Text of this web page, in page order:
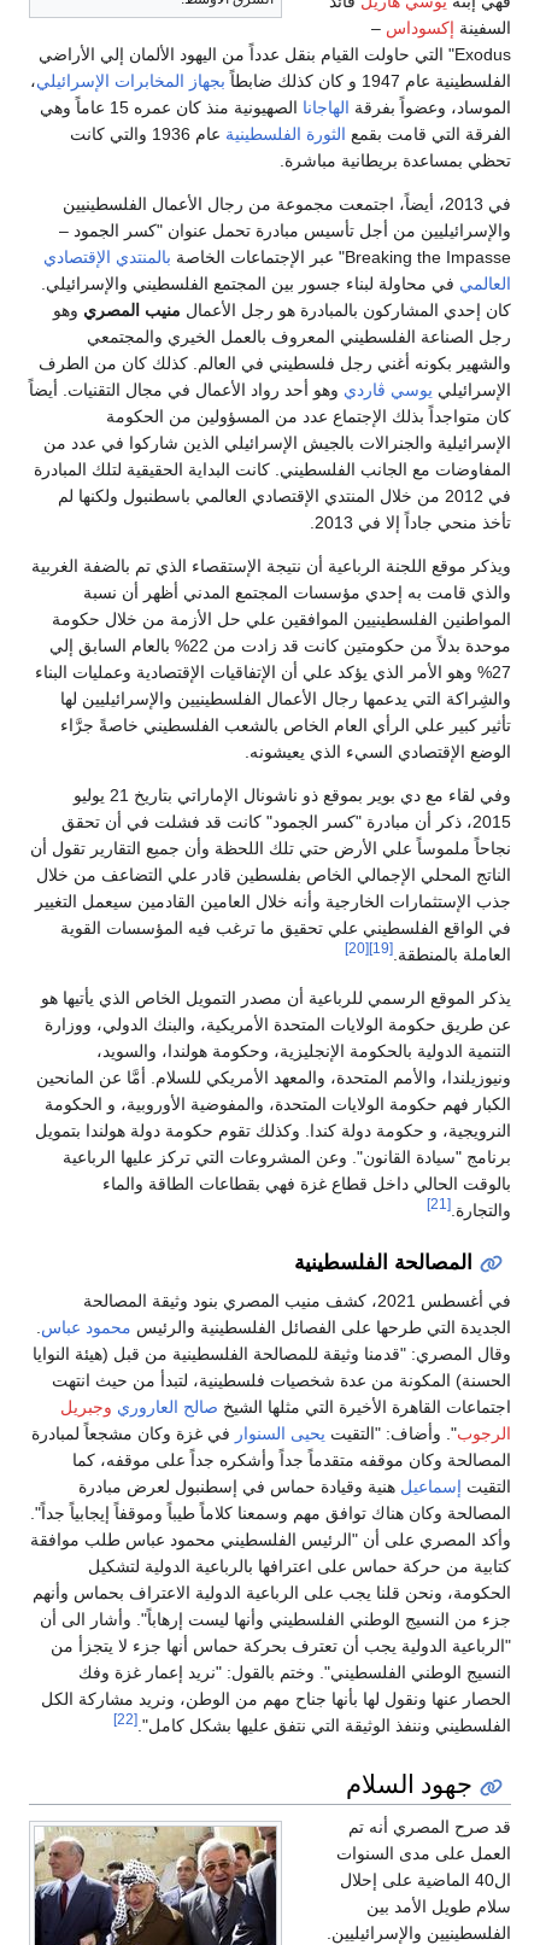
السفينة إكسوداس –
Exodus" التي حاولت القيام بنقل عدداً من اليهود الألمان إلي الأراضي
الفلسطينية عام 1947 و كان كذلك ضابطاً
بجهاز المخابرات الإسرائيلي،
الموساد، وعضواً بفرقة الهاجانا
الصهيونية منذ كان عمره 15 عاماً وهي
الفرقة التي قامت بقمع الثورة الفلسطينية
عام 1936 والتي كانت
تحظي بمساعدة بريطانية مباشرة.
في 2013، أيضاً، اجتمعت مجموعة من رجال الأعمال الفلسطينيين
والإسرائيليين من أجل تأسيس مبادرة تحمل عنوان "كسر الجمود –
Breaking the Impasse" عبر الإجتماعات الخاصة
بالمنتدي الإقتصادي
العالمي في محاولة لبناء جسور بين المجتمع الفلسطيني والإسرائيلي.
كان إحدي المشاركون بالمبادرة هو رجل الأعمال منيب المصري وهو
رجل الصناعة الفلسطيني المعروف بالعمل الخيري والمجتمعي
والشهير بكونه أغني رجل فلسطيني في العالم. كذلك كان من الطرف
الإسرائيلي يوسي ڤاردي وهو أحد رواد الأعمال في مجال التقنيات. أيضاً
كان متواجداً بذلك الإجتماع عدد من المسؤولين من الحكومة
الإسرائيلية والجنرالات بالجيش الإسرائيلي الذين شاركوا في عدد من
المفاوضات مع الجانب الفلسطيني. كانت البداية الحقيقية لتلك المبادرة
في 2012 من خلال المنتدي الإقتصادي العالمي باسطنبول ولكنها لم
تأخذ منحي جاداً إلا في 2013.
ويذكر موقع اللجنة الرباعية أن نتيجة الإستقصاء الذي تم بالضفة الغربية
والذي قامت به إحدي مؤسسات المجتمع المدني أظهر أن نسبة
المواطنين الفلسطينيين الموافقين علي حل الأزمة من خلال حكومة
موحدة بدلاً من حكومتين كانت قد زادت من 22% بالعام السابق إلي
27% وهو الأمر الذي يؤكد علي أن الإتفاقيات الإقتصادية وعمليات البناء
والشِراكة التي يدعمها رجال الأعمال الفلسطينيين والإسرائيليين لها
تأثير كبير علي الرأي العام الخاص بالشعب الفلسطيني خاصةً جرَّاء
الوضع الإقتصادي السيء الذي يعيشونه.
وفي لقاء مع دي بوير بموقع ذو ناشونال الإماراتي بتاريخ 21 يوليو
2015، ذكر أن مبادرة "كسر الجمود" كانت قد فشلت في أن تحقق
نجاحاً ملموساً علي الأرض حتي تلك اللحظة وأن جميع التقارير تقول أن
الناتج المحلي الإجمالي الخاص بفلسطين قادر علي التضاعف من خلال
جذب الإستثمارات الخارجية وأنه خلال العامين القادمين سيعمل التغيير
في الواقع الفلسطيني علي تحقيق ما ترغب فيه المؤسسات القوية
العاملة بالمنطقة.[19]
[20]
يذكر الموقع الرسمي للرباعية أن مصدر التمويل الخاص الذي يأتيها هو
عن طريق حكومة الولايات المتحدة الأمريكية، والبنك الدولي، ووزارة
التنمية الدولية بالحكومة الإنجليزية، وحكومة هولندا، والسويد،
ونيوزيلندا، والأمم المتحدة، والمعهد الأمريكي للسلام. أمَّا عن المانحين
الكبار فهم حكومة الولايات المتحدة، والمفوضية الأوروبية، و الحكومة
النرويجية، و حكومة دولة كندا. وكذلك تقوم حكومة دولة هولندا بتمويل
برنامج "سيادة القانون". وعن المشروعات التي تركز عليها الرباعية
بالوقت الحالي داخل قطاع غزة فهي بقطاعات الطاقة والماء
والتجارة.[21]
المصالحة الفلسطينية
في أغسطس 2021، كشف منيب المصري بنود وثيقة المصالحة
الجديدة التي طرحها على الفصائل الفلسطينية والرئيس محمود عباس
وقال المصري: "قدمنا وثيقة للمصالحة الفلسطينية من قبل (هيئة النوايا
الحسنة) المكونة من عدة شخصيات فلسطينية، لتبدأ من حيث انتهت
اجتماعات القاهرة الأخيرة التي مثلها الشيخ صالح العاروري وجبريل
الرجوب". وأضاف: "التقيت يحيى السنوار في غزة وكان مشجعاً لمبادرة
المصالحة وكان موقفه متقدماً جداً وأشكره جداً على موقفه، كما
التقيت إسماعيل هنية وقيادة حماس في إسطنبول لعرض مبادرة
المصالحة وكان هناك توافق مهم وسمعنا كلاماً طيباً وموقفاً إيجابياً جداً".
وأكد المصري على أن "الرئيس الفلسطيني محمود عباس طلب موافقة
كتابية من حركة حماس على اعترافها بالرباعية الدولية لتشكيل
الحكومة، ونحن قلنا يجب على الرباعية الدولية الاعتراف بحماس وأنهم
جزء من النسيج الوطني الفلسطيني وأنها ليست إرهاباً". وأشار الى أن
"الرباعية الدولية يجب أن تعترف بحركة حماس أنها جزء لا يتجزأ من
النسيج الوطني الفلسطيني". وختم بالقول: "نريد إعمار غزة وفك
الحصار عنها ونقول لها بأنها جناح مهم من الوطن، ونريد مشاركة الكل
الفلسطيني وننفذ الوثيقة التي نتفق عليها بشكل كامل". [22]
جهود السلام
قد صرح المصري أنه تم
العمل على مدى السنوات
ال40 الماضية على إحلال
سلام طويل الأمد بين
الفلسطينيين والإسرائيليين.